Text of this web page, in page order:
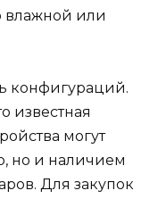
влажной или
конфигураций.
известная
могут
но и наличием
Для закупок